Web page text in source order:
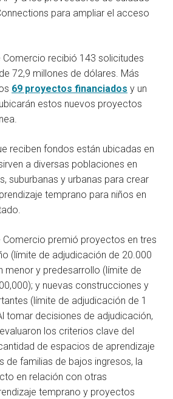
para ampliar el acceso
Comercio recibió 143 solicitudes
72,9 millones de dólares. Más
69 proyectos financiados y un
estos nuevos proyectos
reciben fondos están ubicadas en
a diversas poblaciones en
suburbanas y urbanas para crear
temprano para niños en
Comercio premió proyectos en tres
(límite de adjudicación de 20.000
menor y predesarrollo (límite de
y nuevas construcciones y
(límite de adjudicación de 1
tomar decisiones de adjudicación,
los criterios clave del
de espacios de aprendizaje
de familias de bajos ingresos, la
en relación con otras
temprano y proyectos